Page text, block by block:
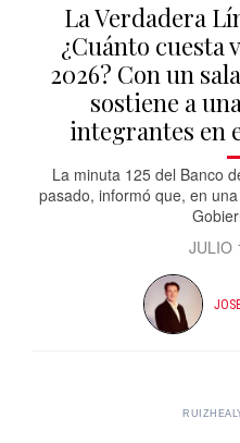
La Verdadera
¿Cuánto cuesta
2026? Con un
sostiene a
integrantes en
La minuta 125 del Banco
pasado, informó que, en
JULIO